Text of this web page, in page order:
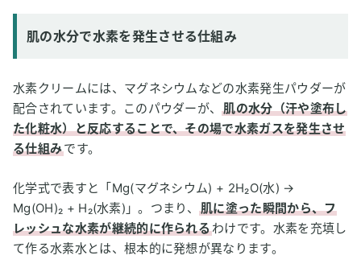
肌の水分で水素を発生させる仕組み
水素クリームには、マグネシウムなどの水素発生パウダーが
配合されています。このパウダーが、肌の水分（汗や塗布し
た化粧水）と反応することで、その場で水素ガスを発生させ
る仕組みです。
化学式で表すと「Mg(マグネシウム) + 2H₂O(水) →
Mg(OH)₂ + H₂(水素)」。つまり、肌に塗った瞬間から、フ
レッシュな水素が継続的に作られるわけです。水素を充填し
て作る水素水とは、根本的に発想が異なります。